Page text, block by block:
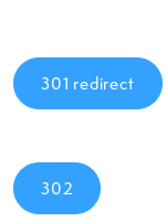
301 redirect
302